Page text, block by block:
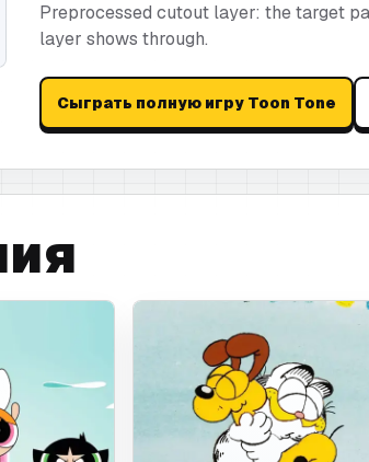
Preprocessed cutout layer: the target
layer shows through.
Сыграть полную игру Toon Tone